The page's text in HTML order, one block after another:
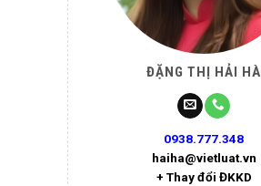
ĐẶNG THỊ HẢI HÀ
0938.777.348
haiha@vietluat.vn
+ Thay đổi ĐKKD